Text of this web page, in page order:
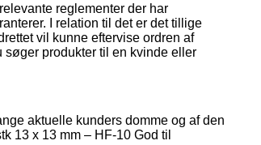
reglementer der har
I relation til det er det tillige
vil kunne eftervise ordren af
produkter til en kvinde eller
aktuelle kunders domme og af den
13 x 13 mm – HF-10 God til